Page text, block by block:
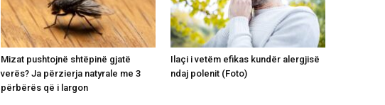
Mizat pushtojnë shtëpinë gjatë
verës? Ja përzierja natyrale me 3
përbërës që i largon
Ilaçi i vetëm efikas kundër alergjisë
ndaj polenit (Foto)